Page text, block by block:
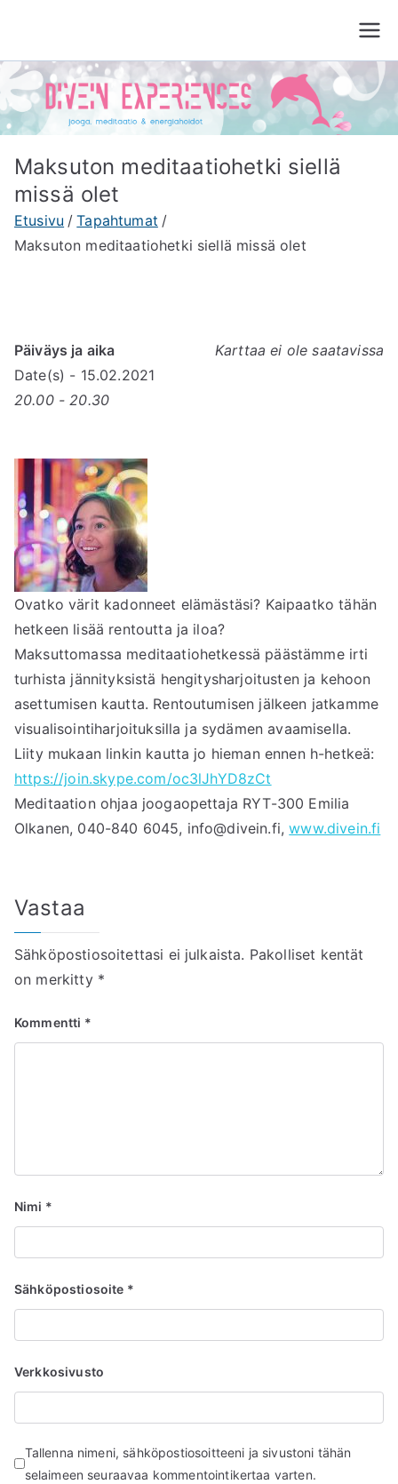
Divein Experiences
Maksuton meditaatiohetki siellä
missä olet
Etusivu
Tapahtumat
Maksuton meditaatiohetki siellä missä olet
Karttaa ei ole saatavissa
Päiväys ja aika
Date(s) - 15.02.2021
20.00 - 20.30
Ovatko värit kadonneet elämästäsi? Kaipaatko tähän
hetkeen lisää rentoutta ja iloa?
Maksuttomassa meditaatiohetkessä päästämme irti
turhista jännityksistä hengitysharjoitusten ja kehoon
asettumisen kautta. Rentoutumisen jälkeen jatkamme
visualisointiharjoituksilla ja sydämen avaamisella.
Liity mukaan linkin kautta jo hieman ennen h-hetkeä:
https://join.skype.com/oc3lJhYD8zCt
Meditaation ohjaa joogaopettaja RYT-300 Emilia
Olkanen, 040-840 6045, info@divein.fi,www.divein.fi
Vastaa
Sähköpostiosoitettasi ei julkaista. Pakolliset kentät
on merkitty *
Kommentti *
Nimi *
Sähköpostiosoite *
Verkkosivusto
Tallenna nimeni, sähköpostiosoitteeni ja sivustoni tähän
selaimeen seuraavaa kommentointikertaa varten.